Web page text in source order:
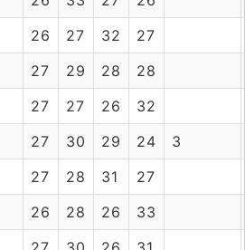
26 27 32
27
27 29 28
28
27 27 26
32
27 30 29 24
3
27 28 31
27
26 28 26
33